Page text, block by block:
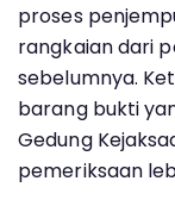
proses
rangkaian dari
sebelumnya.
barang bukti
Gedung
pemeriksaan